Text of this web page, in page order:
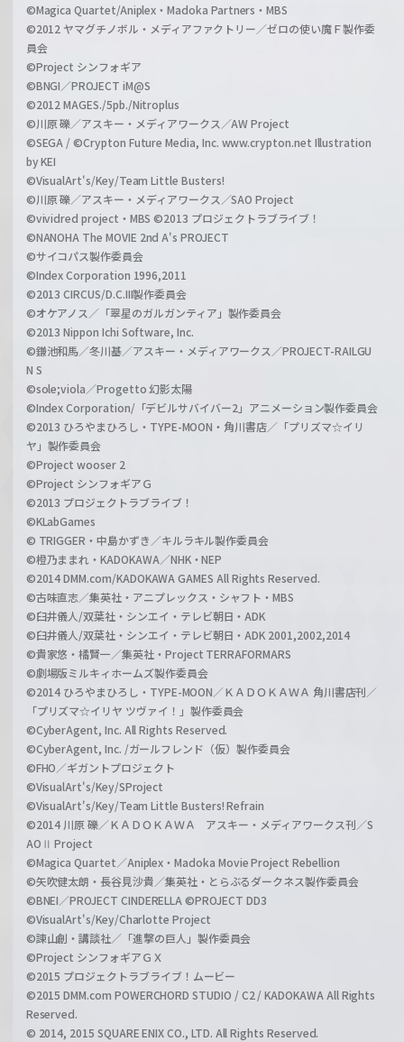
©Magica Quartet/Aniplex・Madoka Partners・MBS
©2012 ヤマグチノボル・メディアファクトリー／ゼロの使い魔Ｆ製作委
員会
©Project シンフォギア
©BNGI／PROJECT iM@S
©2012 MAGES./5pb./Nitroplus
©川原 礫／アスキー・メディアワークス／AW Project
©SEGA / ©Crypton Future Media, Inc. www.crypton.net Illustration
by KEI
©VisualArt's/Key/Team Little Busters!
©川原 礫／アスキー・メディアワークス／SAO Project
©vividred project・MBS ©2013 プロジェクトラブライブ！
©NANOHA The MOVIE 2nd A's PROJECT
©サイコパス製作委員会
©Index Corporation 1996,2011
©2013 CIRCUS/D.C.III製作委員会
©オケアノス／「翠星のガルガンティア」製作委員会
©2013 Nippon Ichi Software, Inc.
©鎌池和馬／冬川基／アスキー・メディアワークス／PROJECT-RAILGU
N S
©sole;viola／Progetto 幻影太陽
©Index Corporation/「デビルサバイバー2」アニメーション製作委員会
©2013 ひろやまひろし・TYPE-MOON・角川書店／「プリズマ☆イリ
ヤ」製作委員会
©Project wooser 2
©Project シンフォギアＧ
©2013 プロジェクトラブライブ！
©KLabGames
© TRIGGER・中島かずき／キルラキル製作委員会
©橙乃ままれ・KADOKAWA／NHK・NEP
©2014 DMM.com/KADOKAWA GAMES All Rights Reserved.
©古味直志／集英社・アニプレックス・シャフト・MBS
©臼井儀人/双葉社・シンエイ・テレビ朝日・ADK
©臼井儀人/双葉社・シンエイ・テレビ朝日・ADK 2001,2002,2014
©貴家悠・橘賢一／集英社・Project TERRAFORMARS
©劇場版ミルキィホームズ製作委員会
©2014 ひろやまひろし・TYPE-MOON／ＫＡＤＯＫＡＷＡ 角川書店刊／
「プリズマ☆イリヤ ツヴァイ！」製作委員会
©CyberAgent, Inc. All Rights Reserved.
©CyberAgent, Inc. /ガールフレンド（仮）製作委員会
©FHO／ギガントプロジェクト
©VisualArt's/Key/SProject
©VisualArt's/Key/Team Little Busters! Refrain
©2014 川原 礫／ＫＡＤＯＫＡＷＡ アスキー・メディアワークス刊／S
AOⅡ Project
©Magica Quartet／Aniplex・Madoka Movie Project Rebellion
©矢吹健太朗・長谷見沙貴／集英社・とらぶるダークネス製作委員会
©BNEI／PROJECT CINDERELLA ©PROJECT DD3
©VisualArt's/Key/Charlotte Project
©諫山創・講談社／「進撃の巨人」製作委員会
©Project シンフォギアＧＸ
©2015 プロジェクトラブライブ！ムービー
©2015 DMM.com POWERCHORD STUDIO / C2 / KADOKAWA All Rights
Reserved.
© 2014, 2015 SQUARE ENIX CO., LTD. All Rights Reserved.